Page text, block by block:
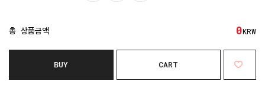
총 상품금액 0KRW
BUY CART